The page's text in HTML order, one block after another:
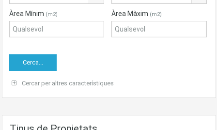
Àrea Mínim (m2) Àrea Màxim (m2)
Cercar per altres característiques